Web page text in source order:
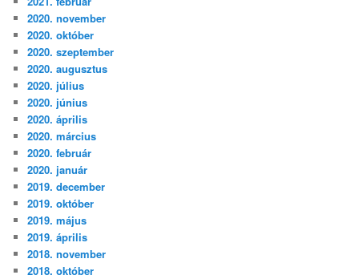
2020. november
2020. október
2020. szeptember
2020. augusztus
2020. július
2020. június
2020. április
2020. március
2020. február
2020. január
2019. december
2019. október
2019. május
2019. április
2018. november
2018. október